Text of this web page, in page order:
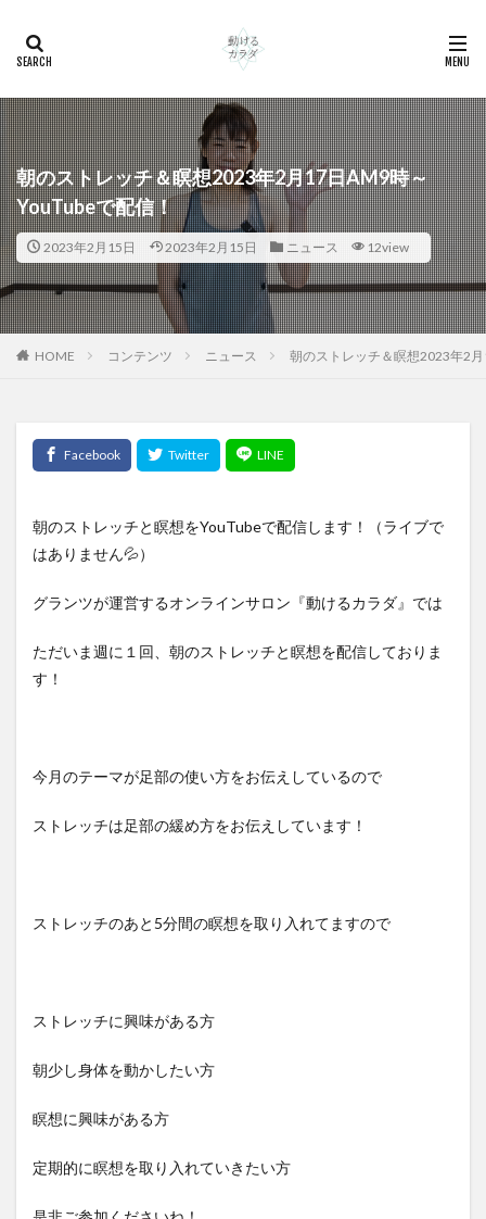
朝のストレッチ＆瞑想2023年2月17日AM9時～
YouTubeで配信！
2023年2月15日 2023年2月15日 ニュース 12view
HOME コンテンツ ニュース 朝のストレッチ＆瞑想2023年2
朝のストレッチと瞑想をYouTubeで配信します！（ライブで
はありません💦）
グランツが運営するオンラインサロン『動けるカラダ』では
ただいま週に１回、朝のストレッチと瞑想を配信しておりま
す！
今月のテーマが足部の使い方をお伝えしているので
ストレッチは足部の緩め方をお伝えしています！
ストレッチのあと5分間の瞑想を取り入れてますので
ストレッチに興味がある方
朝少し身体を動かしたい方
瞑想に興味がある方
定期的に瞑想を取り入れていきたい方